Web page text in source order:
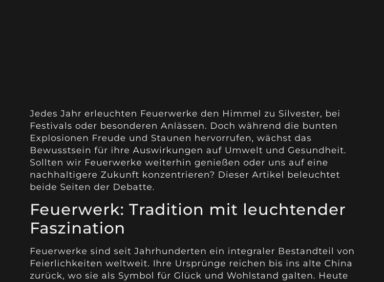
Jedes Jahr erleuchten Feuerwerke den Himmel zu Silvester, bei
Festivals oder besonderen Anlässen. Doch während die bunten
Explosionen Freude und Staunen hervorrufen, wächst das
Bewusstsein für ihre Auswirkungen auf Umwelt und Gesundheit.
Sollten wir Feuerwerke weiterhin genießen oder uns auf eine
nachhaltigere Zukunft konzentrieren? Dieser Artikel beleuchtet
beide Seiten der Debatte.
Feuerwerk: Tradition mit leuchtender
Faszination
Feuerwerke sind seit Jahrhunderten ein integraler Bestandteil von
Feierlichkeiten weltweit. Ihre Ursprünge reichen bis ins alte China
zurück, wo sie als Symbol für Glück und Wohlstand galten. Heute